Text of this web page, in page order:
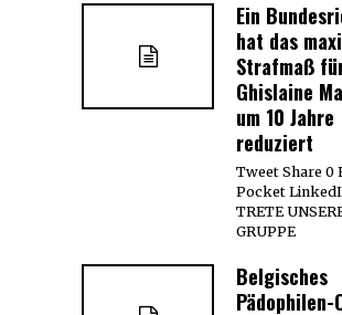
Ein
hat das
Strafmaß
Ghislaine
um 10 Jahre
reduziert
Tweet Share 0
Pocket
TRETE
GRUPPE
Belgisches
Pädophilen-